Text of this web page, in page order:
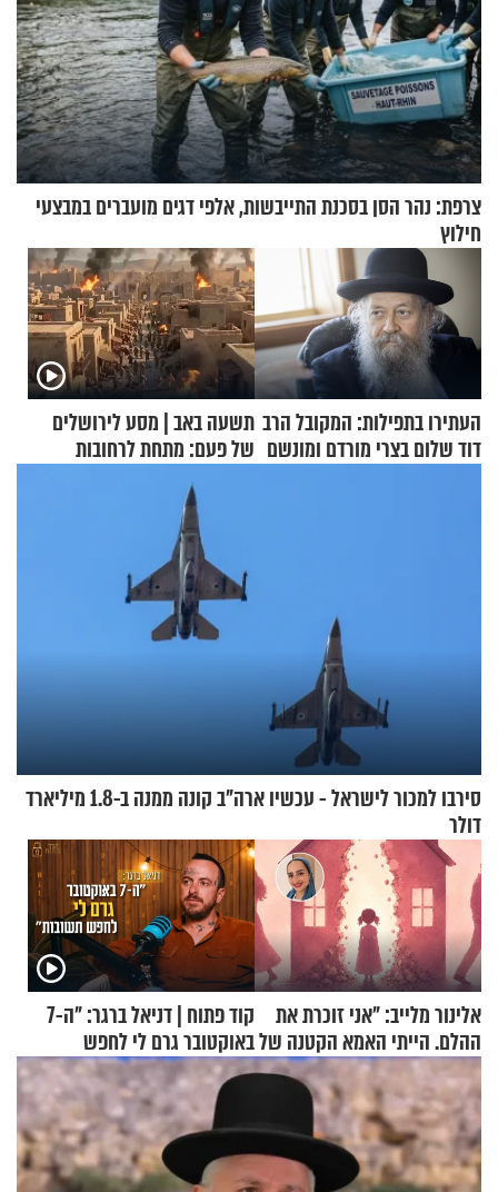
צרפת: נהר הסן בסכנת התייבשות, אלפי דגים מועברים במבצעי
חילוץ
העתירו בתפילות: המקובל הרב
דוד שלום בצרי מורדם ומונשם
תשעה באב | מסע לירושלים
של פעם: מתחת לרחובות
סירבו למכור לישראל - עכשיו ארה"ב קונה ממנה ב-1.8 מיליארד
דולר
אלינור מלייב: "אני זוכרת את
ההלם. הייתי האמא הקטנה של
הבית"
קוד פתוח | דניאל ברגר: "ה-7
באוקטובר גרם לי לחפש
תשובות"